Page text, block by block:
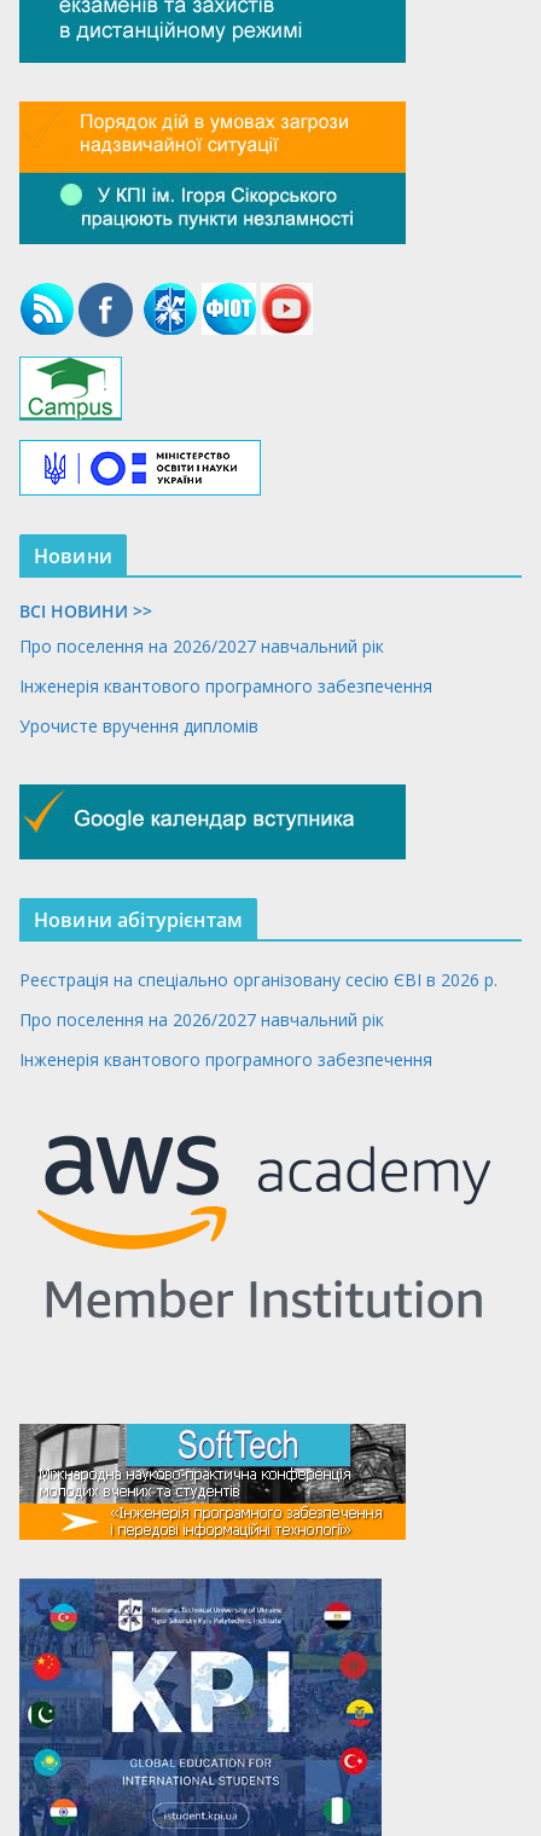
Новини
ВСІ НОВИНИ >>
Про поселення на 2026/2027 навчальний рік
Інженерія квантового програмного забезпечення
Урочисте вручення дипломів
Новини абітурієнтам
Реєстрація на спеціально організовану сесію ЄВІ в 2026 р.
Про поселення на 2026/2027 навчальний рік
Інженерія квантового програмного забезпечення